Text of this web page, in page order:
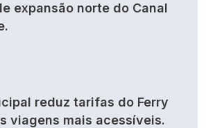
expansão norte do Canal
reduz tarifas do Ferry
viagens mais acessíveis.